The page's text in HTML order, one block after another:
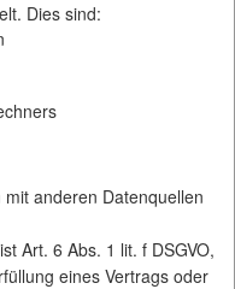
Dies sind:
anderen Datenquellen
Art. 6 Abs. 1 lit. f DSGVO,
eines Vertrags oder